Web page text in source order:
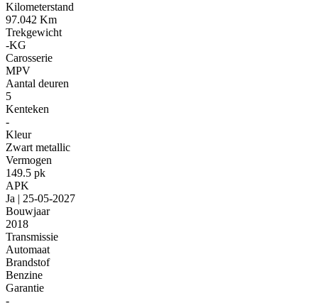
Kilometerstand
97.042 Km
Trekgewicht
-KG
Carosserie
MPV
Aantal deuren
5
Kenteken
-
Kleur
Zwart metallic
Vermogen
149.5 pk
APK
Ja | 25-05-2027
Bouwjaar
2018
Transmissie
Automaat
Brandstof
Benzine
Garantie
-